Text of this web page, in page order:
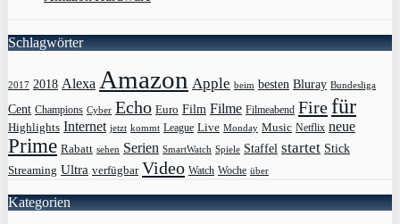
Schlagwörter
2017 2018 Alexa Amazon Apple beim besten Bluray Bundesliga
Cent Champions Cyber Echo Euro Film Filme Filmeabend Firefür
Highlights Internet jetzt kommt League Live Monday Music Netflix neue
Prime Rabatt sehen Serien SmartWatch Spiele Staffel startet Stick
Streaming Ultra verfügbar Video Watch Woche über
Kategorien